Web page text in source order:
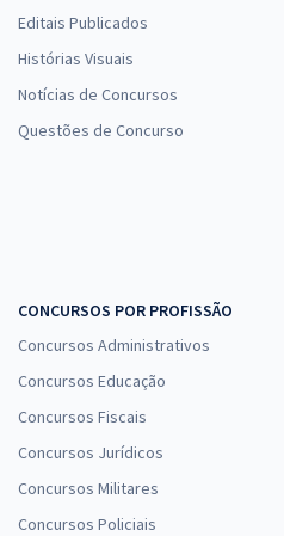
Editais Publicados
Histórias Visuais
Notícias de Concursos
Questões de Concurso
CONCURSOS POR PROFISSÃO
Concursos Administrativos
Concursos Educação
Concursos Fiscais
Concursos Jurídicos
Concursos Militares
Concursos Policiais